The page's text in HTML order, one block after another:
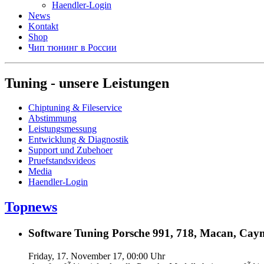
Haendler-Login
News
Kontakt
Shop
Чип тюнинг в России
Tuning - unsere Leistungen
Chiptuning & Fileservice
Abstimmung
Leistungsmessung
Entwicklung & Diagnostik
Support und Zubehoer
Pruefstandsvideos
Media
Haendler-Login
Topnews
Software Tuning Porsche 991, 718, Macan,
Friday, 17. November 17, 00:00 Uhr